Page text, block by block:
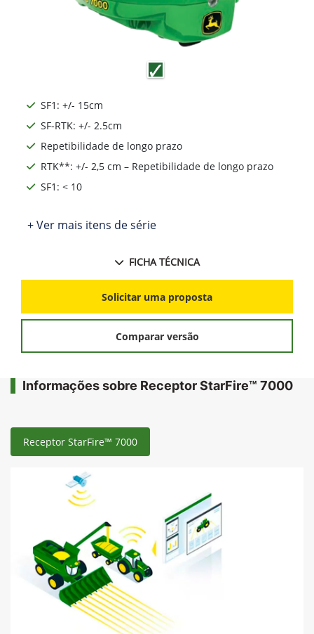
SF1: +/- 15cm
SF-RTK: +/- 2.5cm
Repetibilidade de longo prazo
RTK**: +/- 2,5 cm – Repetibilidade de longo prazo
SF1: < 10
+ Ver mais itens de série
FICHA TÉCNICA
Solicitar uma proposta
Comparar versão
Informações sobre Receptor StarFire™ 7000
Receptor StarFire™ 7000